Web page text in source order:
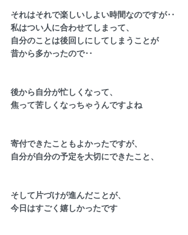
それはそれで楽しいしよい時間なのですが‥
私はつい人に合わせてしまって、
自分のことは後回しにしてしまうことが
昔から多かったので‥
後から自分が忙しくなって、
焦って苦しくなっちゃうんですよね
寄付できたこともよかったですが、
自分が自分の予定を大切にできたこと、
そして片づけが進んだことが、
今日はすごく嬉しかったです